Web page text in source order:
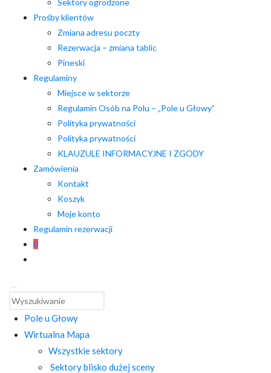
Sektory ogrodzone
Prośby klientów
Zmiana adresu poczty
Rezerwacja – zmiana tablic
Pineski
Regulaminy
Miejsce w sektorze
Regulamin Osób na Polu – „Pole u Głowy”
Polityka prywatności
Polityka prywatności
KLAUZULE INFORMACYJNE I ZGODY
Zamówienia
Kontakt
Koszyk
Moje konto
Regulamin rezerwacji
0
Pole u Głowy
Wirtualna Mapa
Wszystkie sektory
Sektory blisko dużej sceny